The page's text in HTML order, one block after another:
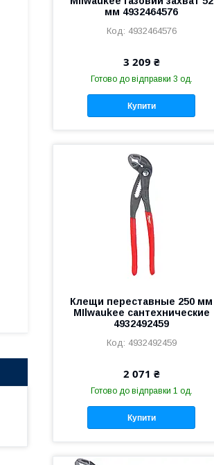
мм 4932464576
4932464576
3 209 ₴
Готово до відправки 3 од.
Купити
Клещи переставные 250 мм
MIlwaukee сантехнические
4932492459
4932492459
2 071 ₴
Готово до відправки 1 од.
Купити